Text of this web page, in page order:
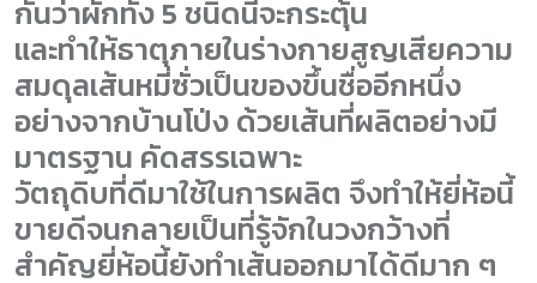
กันว่าผักทั้ง 5 ชนิดนี้จะกระตุ้น
และทำให้ธาตุภายในร่างกายสูญเสียความ
สมดุลเส้นหมี่ซั่วเป็นของขึ้นชื่ออีกหนึ่ง
อย่างจากบ้านโป่ง ด้วยเส้นที่ผลิตอย่างมี
มาตรฐาน คัดสรรเฉพาะ
วัตถุดิบที่ดีมาใช้ในการผลิต จึงทำให้ยี่ห้อนี้
ขายดีจนกลายเป็นที่รู้จักในวงกว้างที่
สำคัญยี่ห้อนี้ยังทำเส้นออกมาได้ดีมาก ๆ